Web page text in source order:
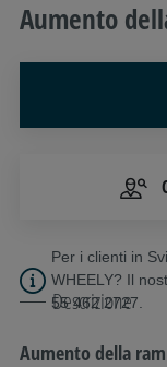
Aumento
Per i clienti in
WHEELY? Il
55 462 2727.
Descrizione
Aumento della